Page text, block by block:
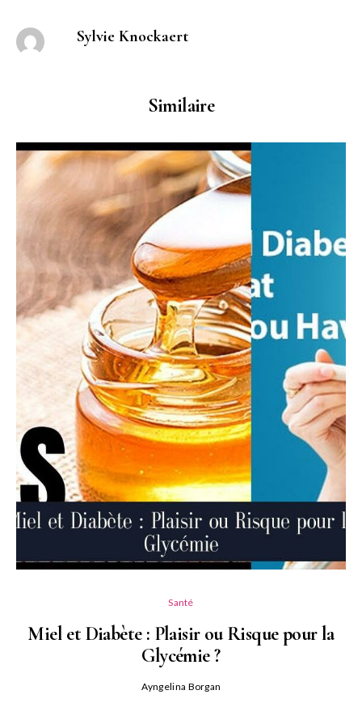
Sylvie Knockaert
Similaire
Santé
Miel et Diabète : Plaisir ou Risque pour la
Glycémie ?
Ayngelina Borgan